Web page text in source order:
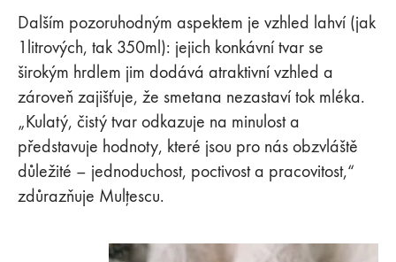
Dalším pozoruhodným aspektem je vzhled lahví (jak
1litrových, tak 350ml): jejich konkávní tvar se
širokým hrdlem jim dodává atraktivní vzhled a
zároveň zajišťuje, že smetana nezastaví tok mléka.
„Kulatý, čistý tvar odkazuje na minulost a
představuje hodnoty, které jsou pro nás obzvláště
důležité – jednoduchost, poctivost a pracovitost,“
zdůrazňuje Mulțescu.